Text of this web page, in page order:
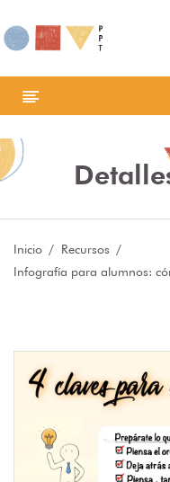
Inicio
Recursos
Infografía para alumnos: